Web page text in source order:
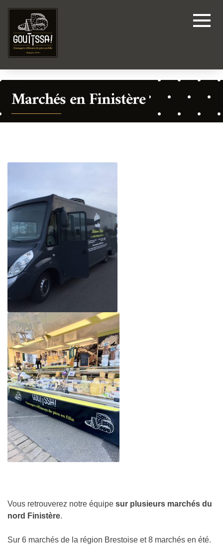
Marchés en Finistère
Vous retrouverez notre équipe sur plusieurs marchés du
nord Finistère.
Sur 6 marchés de la région Brestoise et 8 marchés en été.